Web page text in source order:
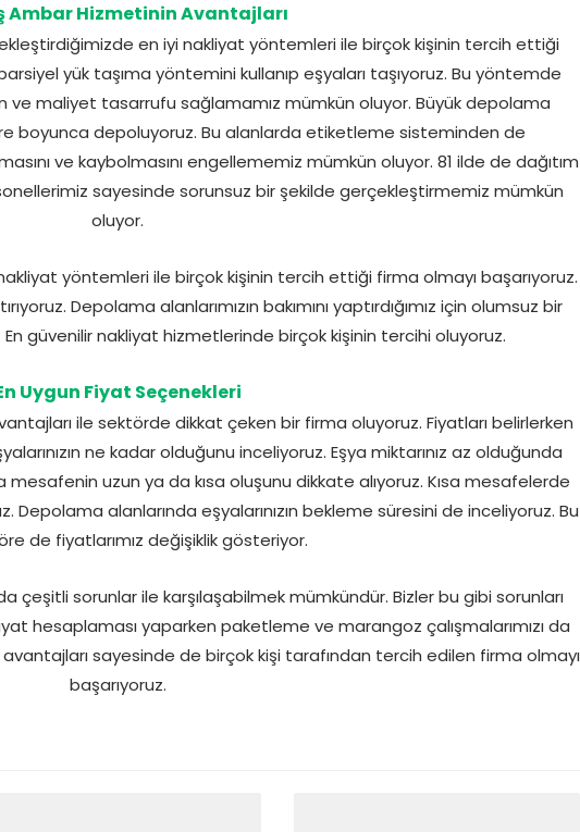
Ambar Hizmetinin Avantajları
en iyi nakliyat yöntemleri ile birçok kişinin tercih ettiği
yük taşıma yöntemini kullanıp eşyaları taşıyoruz. Bu yöntemde
ve maliyet tasarrufu sağlamamız mümkün oluyor. Büyük depolama
boyunca depoluyoruz. Bu alanlarda etiketleme sisteminden de
ve kaybolmasını engellememiz mümkün oluyor. 81 ilde de dağıtım
sayesinde sorunsuz bir şekilde gerçekleştirmemiz mümkün
oluyor.
yöntemleri ile birçok kişinin tercih ettiği firma olmayı başarıyoruz.
Depolama alanlarımızın bakımını yaptırdığımız için olumsuz bir
güvenilir nakliyat hizmetlerinde birçok kişinin tercihi oluyoruz.
Uygun Fiyat Seçenekleri
ile sektörde dikkat çeken bir firma oluyoruz. Fiyatları belirlerken
ne kadar olduğunu inceliyoruz. Eşya miktarınız az olduğunda
uzun ya da kısa oluşunu dikkate alıyoruz. Kısa mesafelerde
alanlarında eşyalarınızın bekleme süresini de inceliyoruz. Bu
de fiyatlarımız değişiklik gösteriyor.
sorunlar ile karşılaşabilmek mümkündür. Bizler bu gibi sorunları
hesaplaması yaparken paketleme ve marangoz çalışmalarımızı da
sayesinde de birçok kişi tarafından tercih edilen firma olmayı
başarıyoruz.